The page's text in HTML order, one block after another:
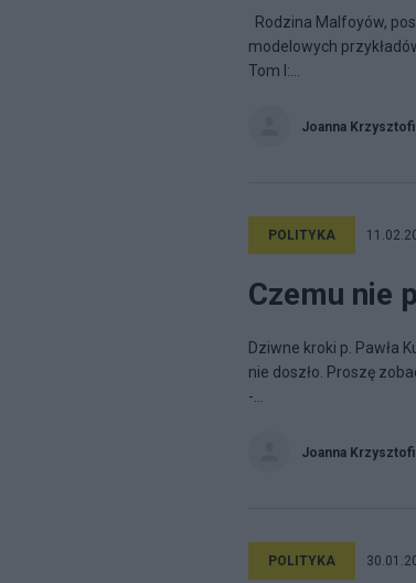
Rodzina Malfoyów,
modelowych
Tom I:...
Joanna
POLITYKA
Czemu nie
Dziwne kroki p. Pawła
nie doszło. Proszę
-...
Joanna
POLITYKA